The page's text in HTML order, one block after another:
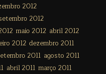
2012
2012
maio 2012 abril 2012
2012 dezembro 2011
2011 agosto 2011
abril 2011 março 2011